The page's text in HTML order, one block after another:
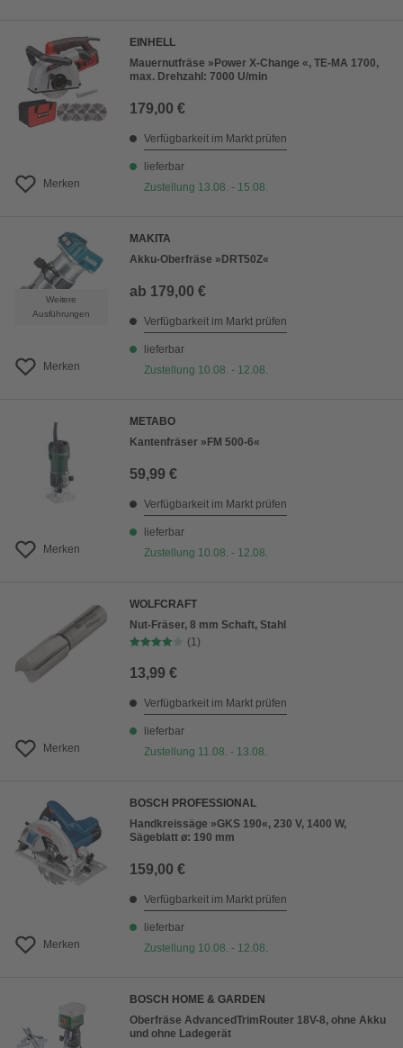
Merken
EINHELL
Mauernutfräse »Power X-Change «, TE-MA 1700,
max. Drehzahl: 7000 U/min
179,00 €
Verfügbarkeit im Markt prüfen
lieferbar
Zustellung 13.08. - 15.08.
Weitere
Ausführungen
Merken
MAKITA
Akku-Oberfräse »DRT50Z«
ab 179,00 €
Verfügbarkeit im Markt prüfen
lieferbar
Zustellung 10.08. - 12.08.
Merken
METABO
Kantenfräser »FM 500-6«
59,99 €
Verfügbarkeit im Markt prüfen
lieferbar
Zustellung 10.08. - 12.08.
Merken
WOLFCRAFT
Nut-Fräser, 8 mm Schaft, Stahl
(1)
13,99 €
Verfügbarkeit im Markt prüfen
lieferbar
Zustellung 11.08. - 13.08.
Merken
BOSCH PROFESSIONAL
Handkreissäge »GKS 190«, 230 V, 1400 W,
Sägeblatt ø: 190 mm
159,00 €
Verfügbarkeit im Markt prüfen
lieferbar
Zustellung 10.08. - 12.08.
BOSCH HOME & GARDEN
Oberfräse AdvancedTrimRouter 18V-8, ohne Akku
und ohne Ladegerät